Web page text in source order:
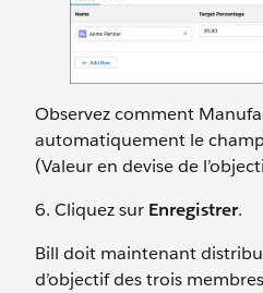
Observez comment
automatiquement le
(Valeur en devise de
6. Cliquez sur Enregistrer.
Bill doit maintenant
d’objectif des trois